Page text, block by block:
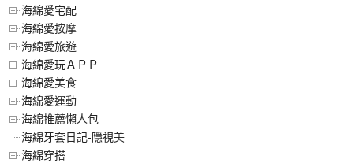
海綿愛宅配
海綿愛按摩
海綿愛旅遊
海綿愛玩ＡＰＰ
海綿愛美食
海綿愛運動
海綿推薦懶人包
海綿牙套日記-隱視美
海綿穿搭